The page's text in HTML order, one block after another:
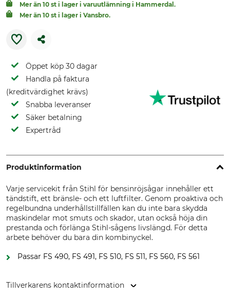
Mer än 10 st i lager i varuutlämning i Hammerdal.
Mer än 10 st i lager i Vansbro.
Öppet köp 30 dagar
Handla på faktura
(kreditvärdighet krävs)
Snabba leveranser
Säker betalning
Expertråd
Produktinformation
Varje servicekit från Stihl för bensinröjsågar innehåller ett
tändstift, ett bränsle- och ett luftfilter. Genom proaktiva och
regelbundna underhållstillfällen kan du inte bara skydda
maskindelar mot smuts och skador, utan också höja din
prestanda och förlänga Stihl-sågens livslängd. För detta
arbete behöver du bara din kombinyckel.
Passar FS 490, FS 491, FS 510, FS 511, FS 560, FS 561
Tillverkarens kontaktinformation